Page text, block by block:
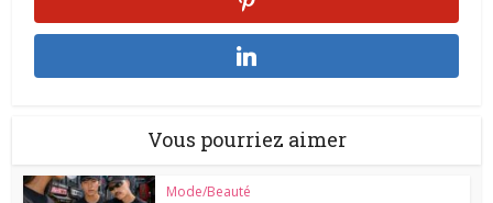
Vous pourriez aimer
Mode/Beauté